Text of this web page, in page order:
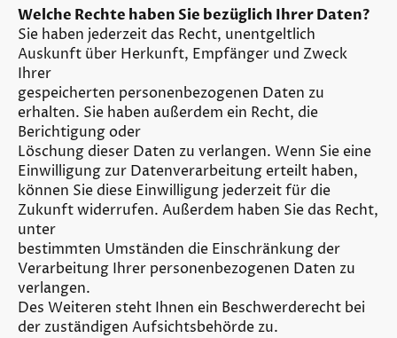
Welche Rechte haben Sie bezüglich Ihrer Daten?
Sie haben jederzeit das Recht, unentgeltlich
Auskunft über Herkunft, Empfänger und Zweck
Ihrer
gespeicherten personenbezogenen Daten zu
erhalten. Sie haben außerdem ein Recht, die
Berichtigung oder
Löschung dieser Daten zu verlangen. Wenn Sie eine
Einwilligung zur Datenverarbeitung erteilt haben,
können Sie diese Einwilligung jederzeit für die
Zukunft widerrufen. Außerdem haben Sie das Recht,
unter
bestimmten Umständen die Einschränkung der
Verarbeitung Ihrer personenbezogenen Daten zu
verlangen.
Des Weiteren steht Ihnen ein Beschwerderecht bei
der zuständigen Aufsichtsbehörde zu.